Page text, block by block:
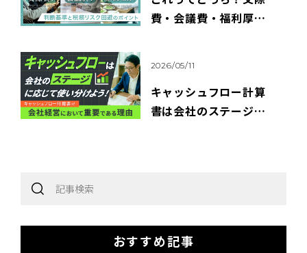
費・会議費・福利厚生
2026/05/11
キャッシュフロー計算
書は会社のステージに
おすすめ記事